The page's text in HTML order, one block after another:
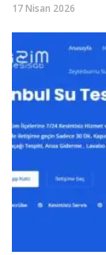
17 Nisan 2026